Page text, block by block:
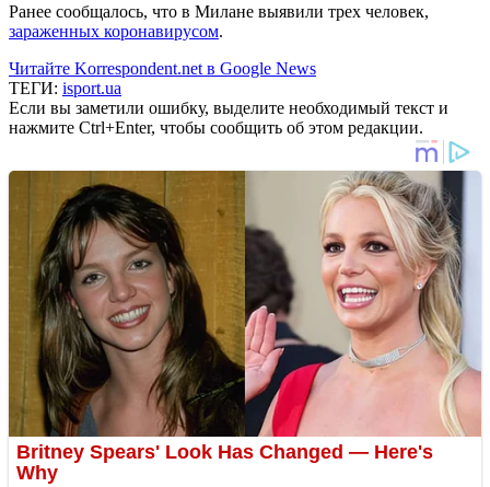
Ранее сообщалось, что в Милане выявили трех человек,
зараженных коронавирусом.
Читайте Korrespondent.net в Google News
ТЕГИ: isport.ua
Если вы заметили ошибку, выделите необходимый текст и
нажмите Ctrl+Enter, чтобы сообщить об этом редакции.